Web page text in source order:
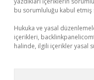
bu sorumluluğu kabul etmiş
Hukuka ve yasal
içerikleri,
halinde, ilgili içerikler yasal